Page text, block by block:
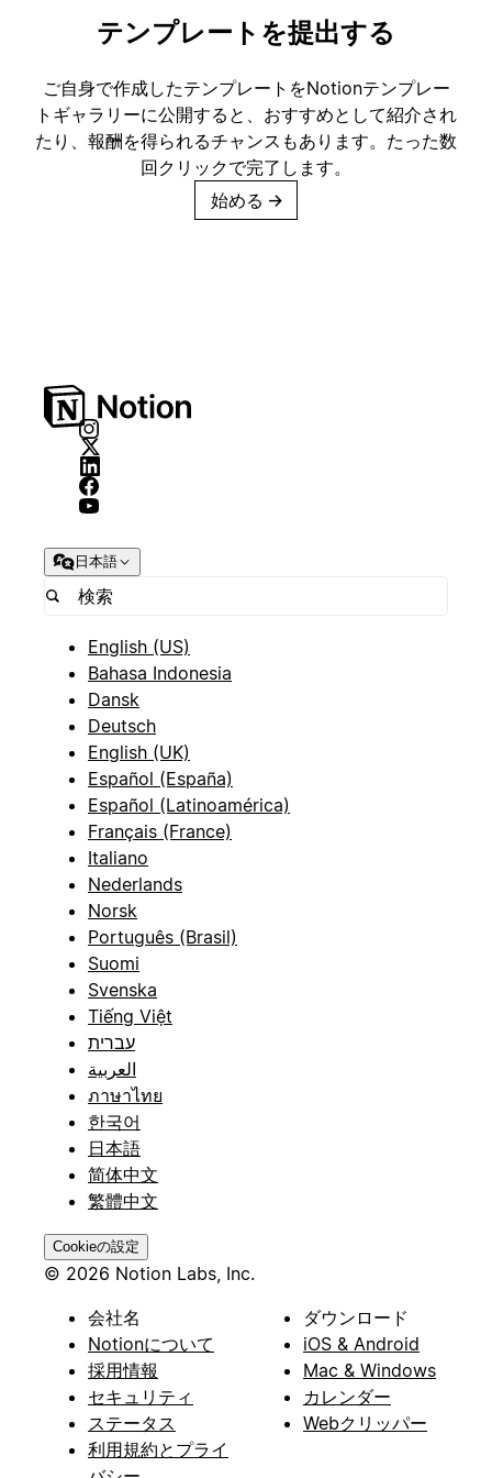
テンプレートを提出する
ご自身で作成したテンプレートをNotionテンプレー
トギャラリーに公開すると、おすすめとして紹介され
たり、報酬を得られるチャンスもあります。たった数
回クリックで完了します。
始める →
日本語
English (US)
Bahasa Indonesia
Dansk
Deutsch
English (UK)
Español (España)
Español (Latinoamérica)
Français (France)
Italiano
Nederlands
Norsk
Português (Brasil)
Suomi
Svenska
Tiếng Việt
עברית
العربية
ภาษาไทย
한국어
日本語
简体中文
繁體中文
Cookieの設定
© 2026 Notion Labs, Inc.
会社名
Notionについて
採用情報
セキュリティ
ステータス
利用規約とプライ
ダウンロード
iOS & Android
Mac & Windows
カレンダー
Webクリッパー